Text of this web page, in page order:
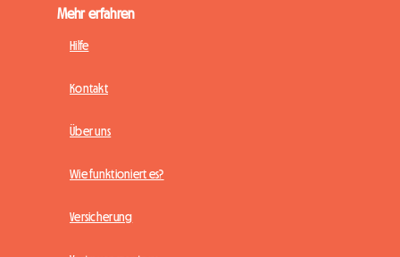
Mehr erfahren
Hilfe
Kontakt
Über uns
Wie funktioniert es?
Versicherung